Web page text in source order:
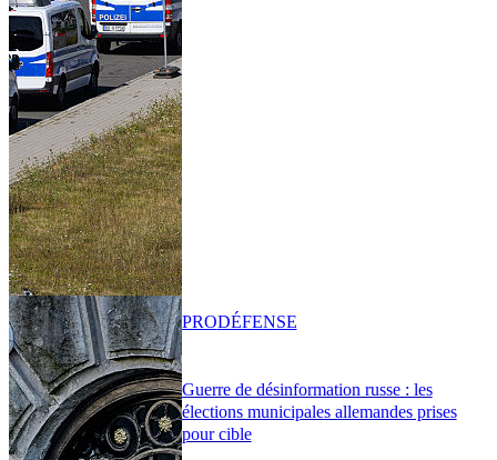
Guerre de désinformation russe : les
élections municipales allemandes prises
pour cible
PRODÉFENSE